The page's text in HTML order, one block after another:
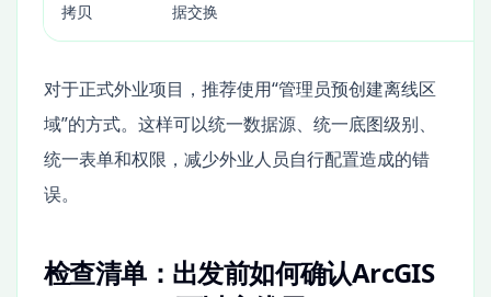
拷贝
据交换
对于正式外业项目，推荐使用“管理员预创建离线区
域”的方式。这样可以统一数据源、统一底图级别、
统一表单和权限，减少外业人员自行配置造成的错
误。
检查清单：出发前如何确认ArcGIS